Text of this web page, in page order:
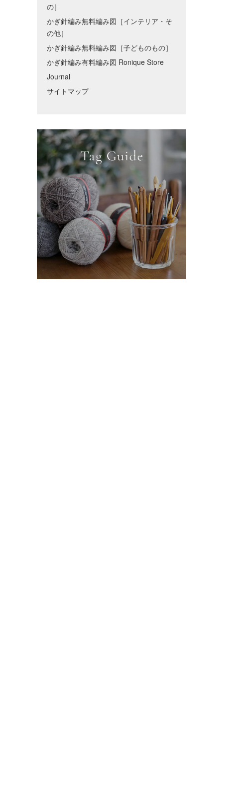
の］
かぎ針編み無料編み図［インテリア・そ
の他］
かぎ針編み無料編み図［子どものもの］
かぎ針編み有料編み図 Ronique Store
Journal
サイトマップ